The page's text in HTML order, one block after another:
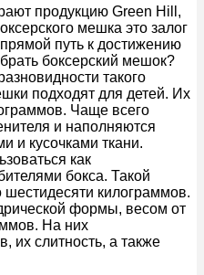
продукцию Green Hill,
мешка это залог
путь к достижению
боксерский мешок?
такого
подходят для детей. Их
Чаще всего
и наполняются
и кусочками ткани.
как
бокса. Такой
шестидесяти килограммов.
формы, весом от
На них
их слитность, а также